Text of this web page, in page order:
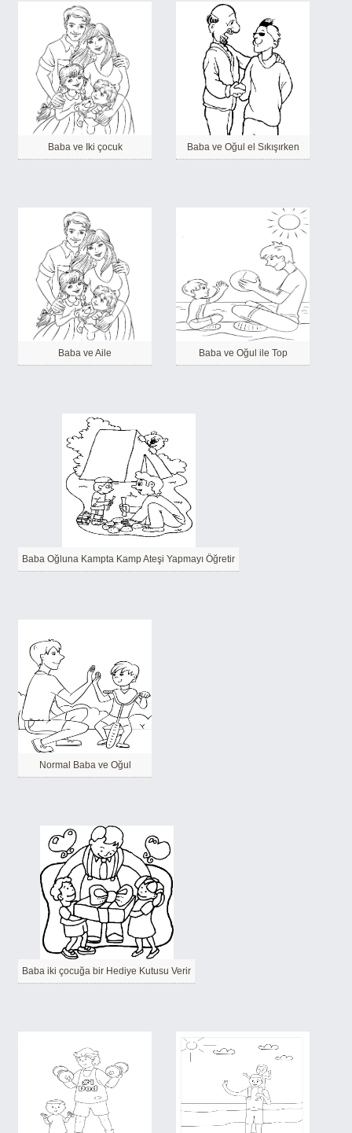
Baba ve Iki çocuk Baba ve Oğul el Sıkışırken
Baba ve Aile Baba ve Oğul ile Top
Baba Oğluna Kampta Kamp Ateşi Yapmayı Öğretir
Normal Baba ve Oğul
Baba iki çocuğa bir Hediye Kutusu Verir